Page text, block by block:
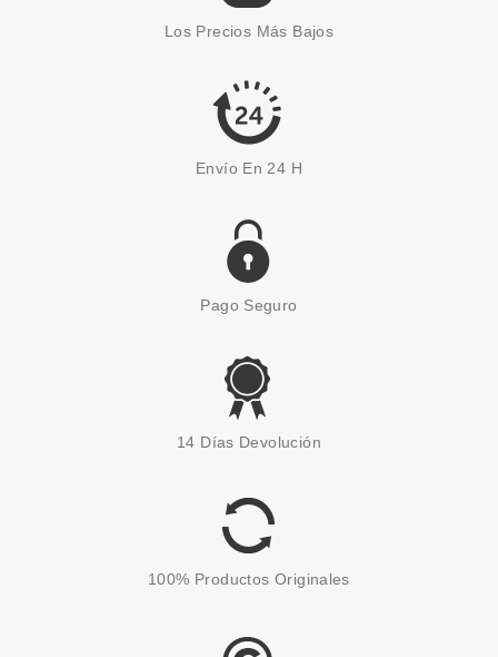
SUNSCREEN SPF 15 147 ML
15.99€
BABARIA
EFECTOS 125ML
7.95€
Los Precios Más Bajos
Envío En 24 H
Pago Seguro
14 Días Devolución
100% Productos Originales